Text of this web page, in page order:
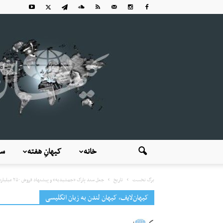
کیهانِ هفته خانه
برگ نخست تاریخ جعل سند پارک «جمشیدیه» و پیشنهاد فروش ۲۵۰ میلیارد تومانی
کیهان‌لایف، کیهان لندن به زبان انگلیسی